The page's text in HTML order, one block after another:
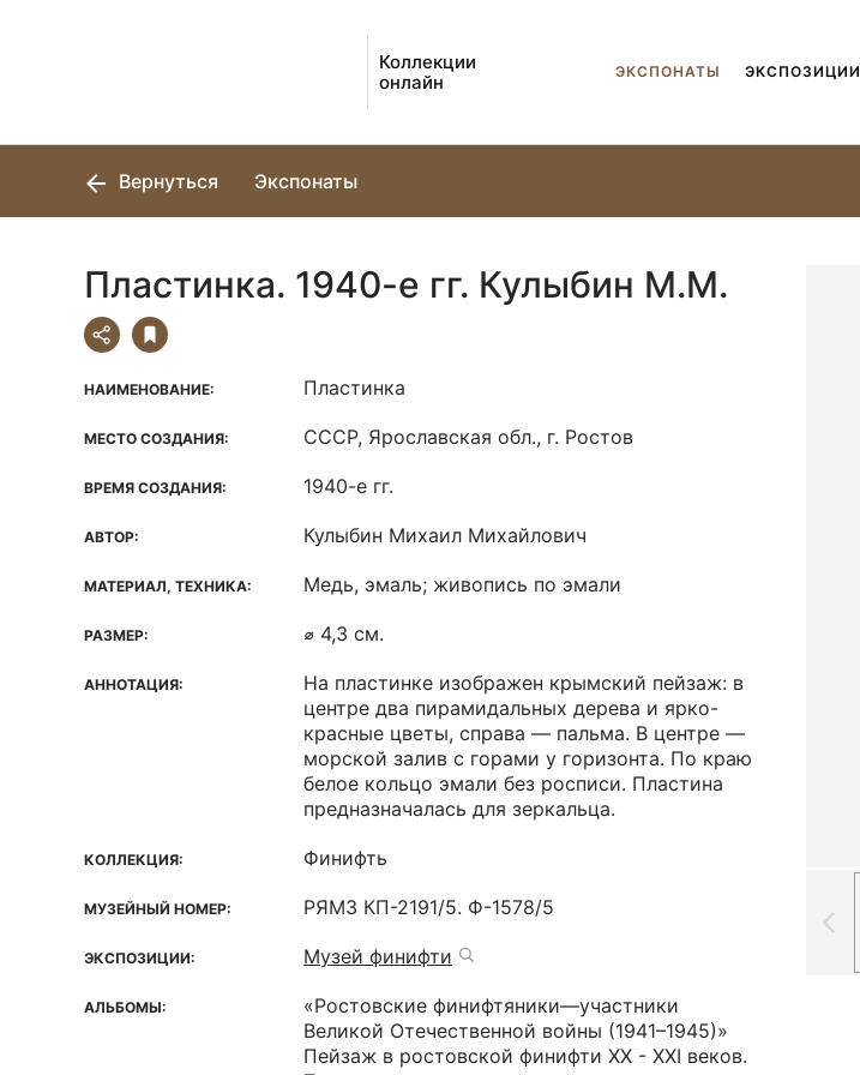
Коллекции
онлайн
ЭКСПОНАТЫ ЭКСПОЗИЦИИ
Вернуться Экспонаты
Пластинка. 1940-е гг. Кулыбин М.М.
НАИМЕНОВАНИЕ: Пластинка
МЕСТО СОЗДАНИЯ: СССР, Ярославская обл., г. Ростов
ВРЕМЯ СОЗДАНИЯ: 1940-е гг.
АВТОР: Кулыбин Михаил Михайлович
МАТЕРИАЛ, ТЕХНИКА: Медь, эмаль; живопись по эмали
РАЗМЕР: ⌀ 4,3 см.
АННОТАЦИЯ:
На пластинке изображен крымский пейзаж: в
центре два пирамидальных дерева и ярко-
красные цветы, справа — пальма. В центре —
морской залив с горами у горизонта. По краю
белое кольцо эмали без росписи. Пластина
предназначалась для зеркальца.
КОЛЛЕКЦИЯ: Финифть
МУЗЕЙНЫЙ НОМЕР: РЯМЗ КП-2191/5. Ф-1578/5
ЭКСПОЗИЦИИ: Музей финифти
АЛЬБОМЫ:
«Ростовские финифтяники—участники
Великой Отечественной войны (1941–1945)»
Пейзаж в ростовской финифти ХХ - ХХI веков.